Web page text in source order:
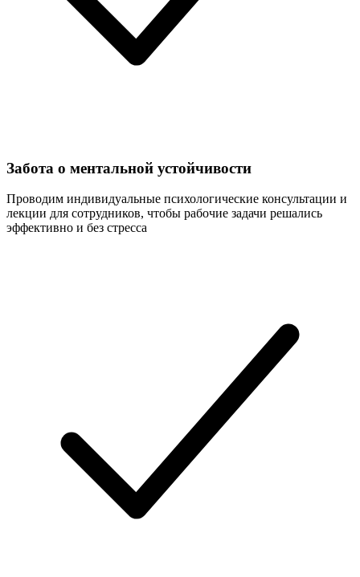
Забота о ментальной устойчивости
Проводим индивидуальные психологические консультации и
лекции для сотрудников, чтобы рабочие задачи решались
эффективно и без стресса